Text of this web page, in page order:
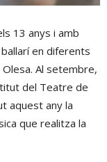
13 anys i amb
en diferents
Al setembre,
del Teatre de
aquest any la
que realitza la